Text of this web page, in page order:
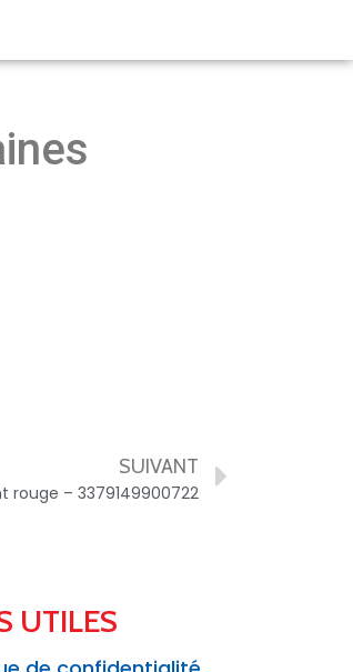
SUIVANT
rouge – 3379149900722
UTILES